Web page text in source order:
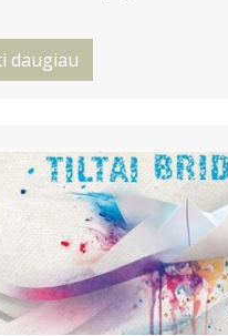
daugiau